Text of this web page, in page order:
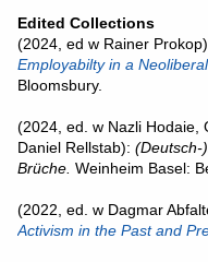
Edited Collections
(2024, ed w Rainer
Employabilty in a
Bloomsbury.
(2024, ed. w Nazli Hodaie,
Daniel Rellstab): (Deutsch-
Brüche. Weinheim Basel:
(2022, ed. w Dagmar
Activism in the Past and